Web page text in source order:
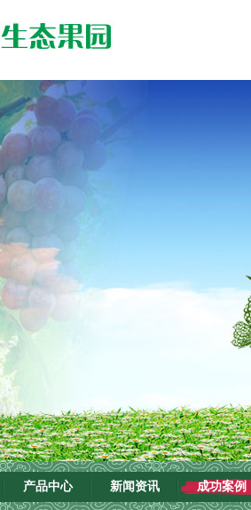
产品中心 新闻资讯 成功案例